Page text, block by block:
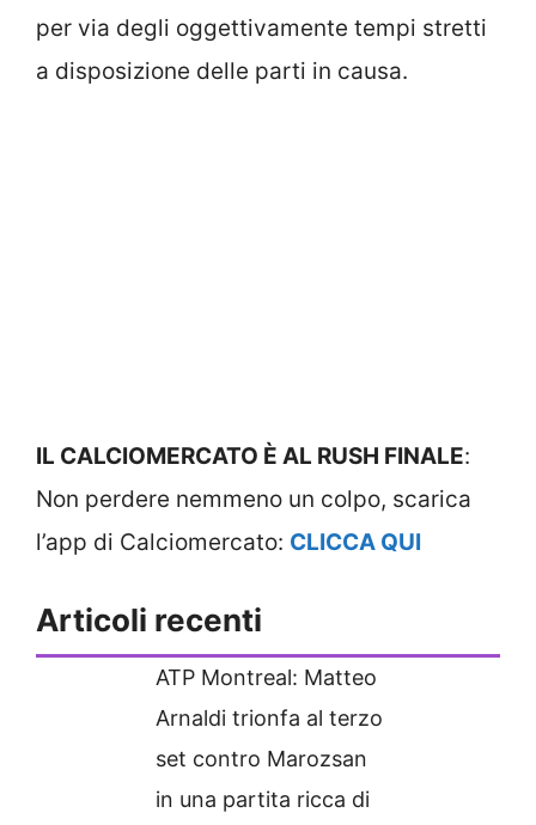
per via degli oggettivamente tempi stretti
a disposizione delle parti in causa.
IL CALCIOMERCATO È AL RUSH FINALE:
Non perdere nemmeno un colpo, scarica
l’app di Calciomercato: CLICCA QUI
Articoli recenti
ATP Montreal: Matteo
Arnaldi trionfa al terzo
set contro Marozsan
in una partita ricca di